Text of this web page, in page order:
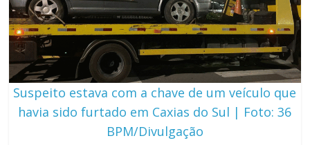
Suspeito estava com a chave de um veículo que
havia sido furtado em Caxias do Sul | Foto: 36
BPM/Divulgação